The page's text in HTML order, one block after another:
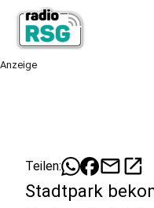
Anzeige
Teilen: mailopen_in_new
Stadtpark